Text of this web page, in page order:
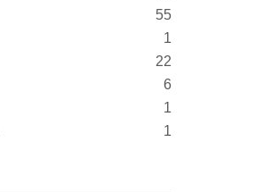
55
1
22
6
1
1